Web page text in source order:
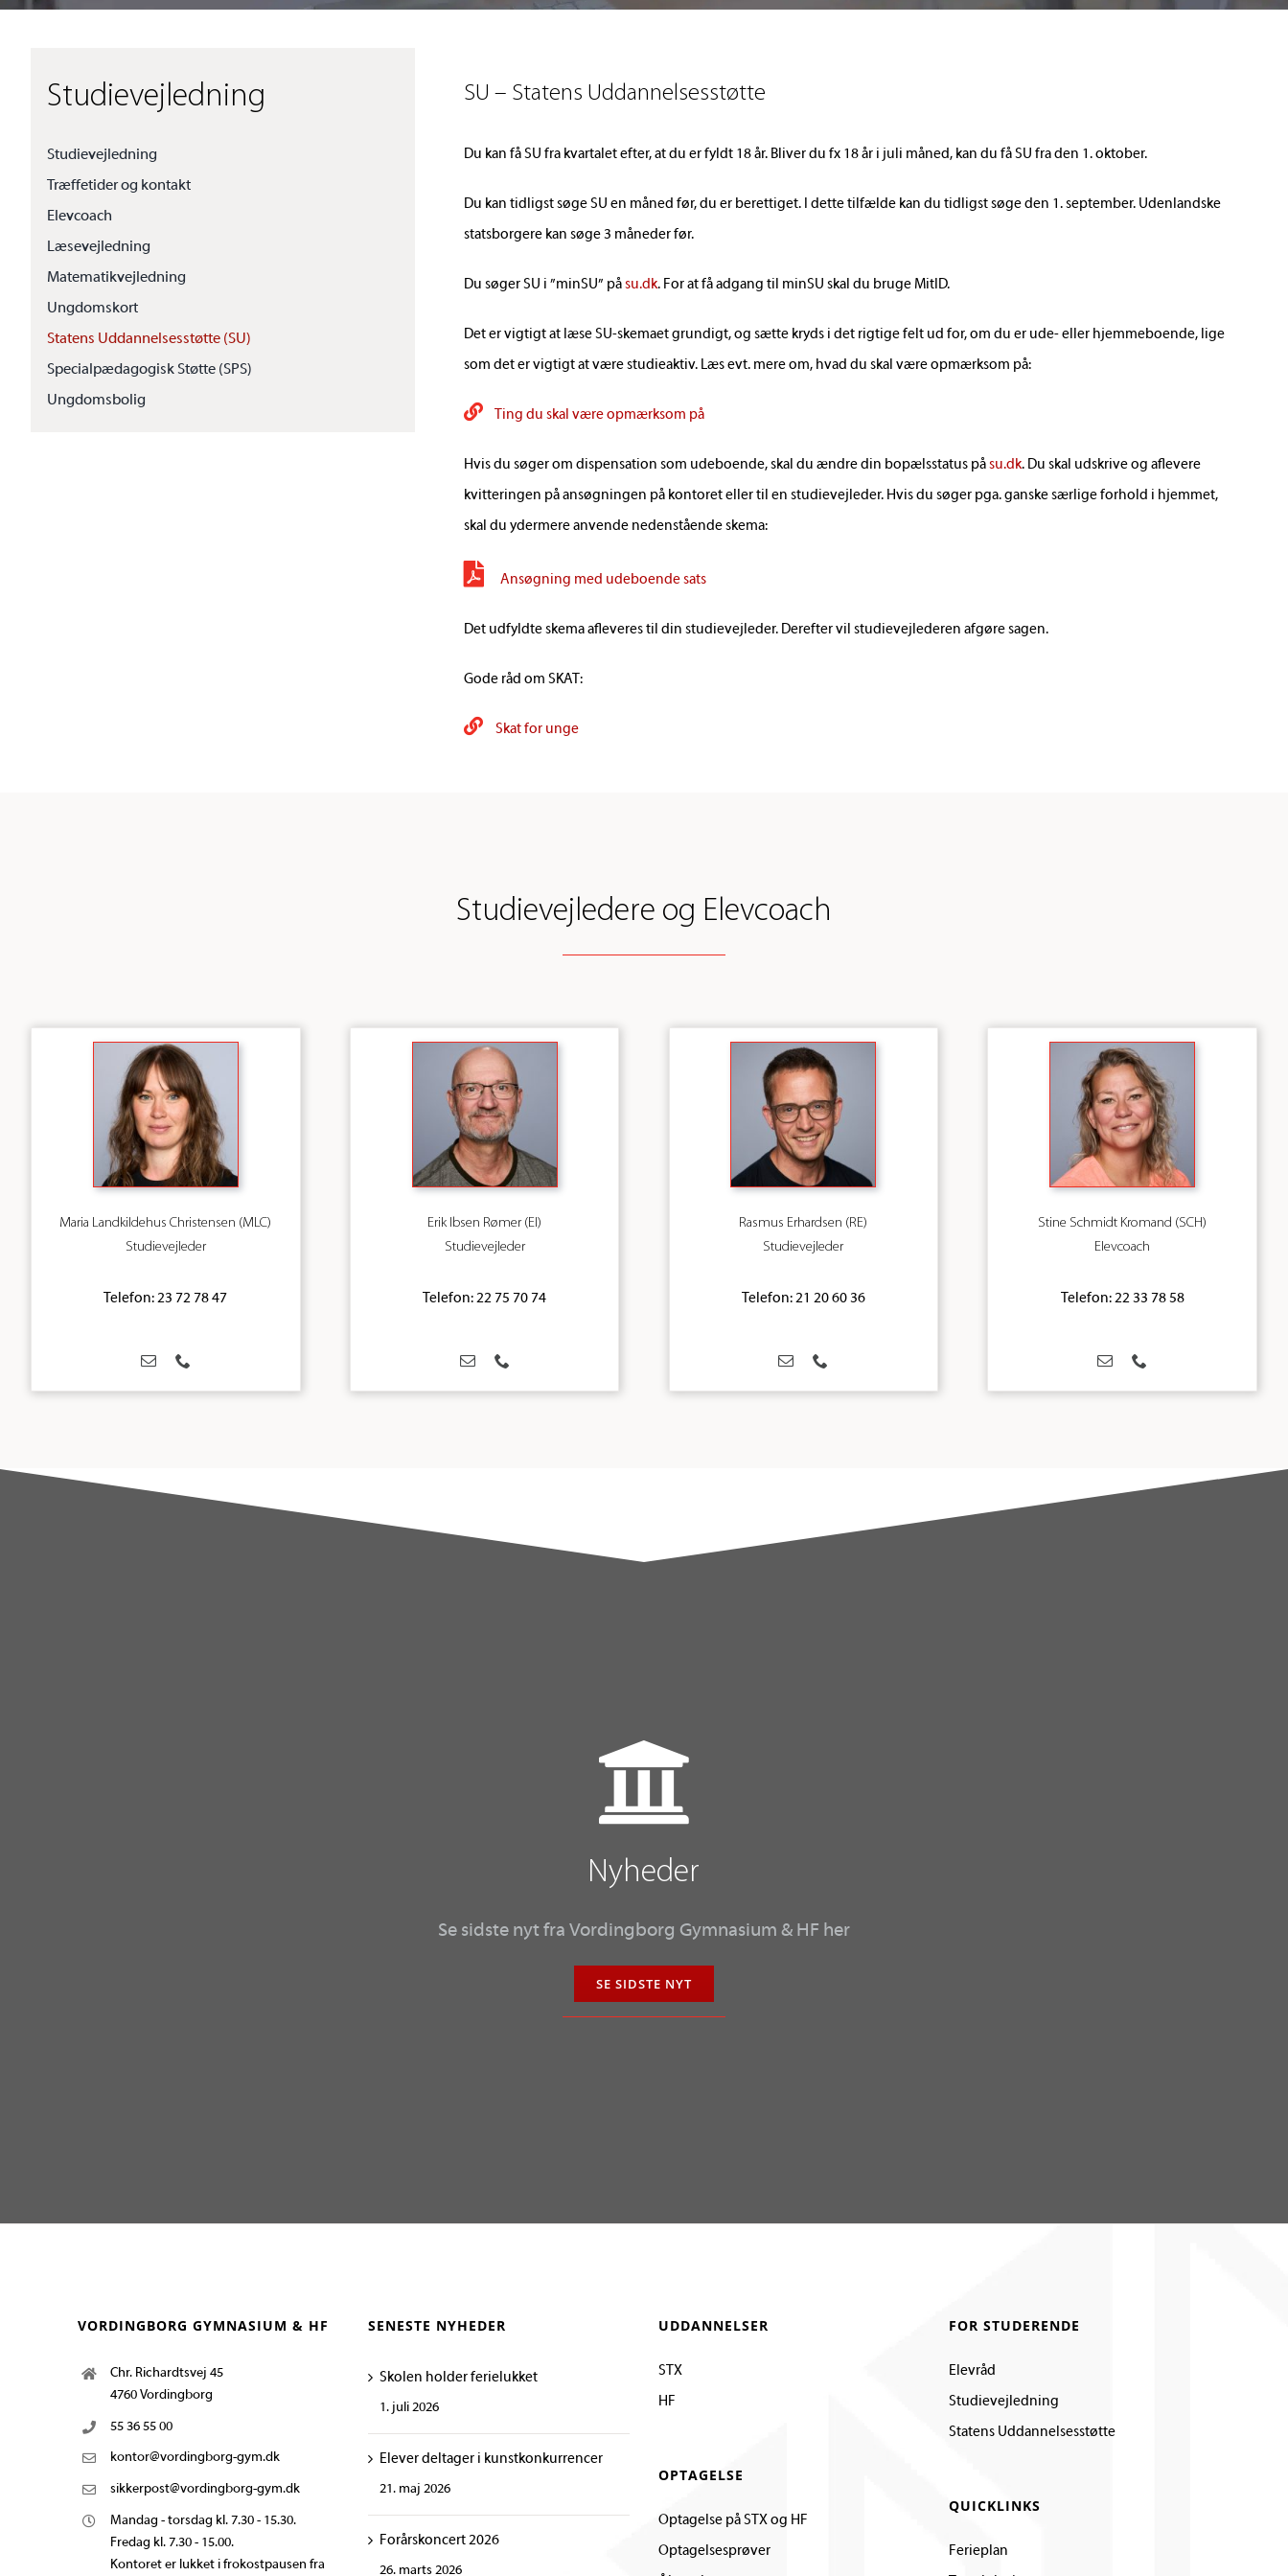
Studievejledning
Studievejledning
Træffetider og kontakt
Elevcoach
Læsevejledning
Matematikvejledning
Ungdomskort
Statens Uddannelsesstøtte (SU)
Specialpædagogisk Støtte (SPS)
Ungdomsbolig
SU – Statens Uddannelsesstøtte
Du kan få SU fra kvartalet efter, at du er fyldt 18 år. Bliver du fx 18 år i juli måned, kan du få SU fra den 1. oktober.
Du kan tidligst søge SU en måned før, du er berettiget. I dette tilfælde kan du tidligst søge den 1. september. Udenlandske
statsborgere kan søge 3 måneder før.
Du søger SU i ”minSU” påsu.dk. For at få adgang til minSU skal du bruge MitID.
Det er vigtigt at læse SU-skemaet grundigt, og sætte kryds i det rigtige felt ud for, om du er ude- eller hjemmeboende, lige
som det er vigtigt at være studieaktiv. Læs evt. mere om, hvad du skal være opmærksom på:
Ting du skal være opmærksom på
Hvis du søger om dispensation som udeboende, skal du ændre din bopælsstatus påsu.dk. Du skal udskrive og aflevere
kvitteringen på ansøgningen på kontoret eller til en studievejleder. Hvis du søger pga. ganske særlige forhold i hjemmet,
skal du ydermere anvende nedenstående skema:
Ansøgning med udeboende sats
Det udfyldte skema afleveres til din studievejleder. Derefter vil studievejlederen afgøre sagen.
Gode råd om SKAT:
Skat for unge
Studievejledere og Elevcoach
Maria Landkildehus Christensen (MLC)
Studievejleder
Telefon: 23 72 78 47
Erik Ibsen Rømer (EI)
Studievejleder
Telefon: 22 75 70 74
Rasmus Erhardsen (RE)
Studievejleder
Telefon: 21 20 60 36
Stine Schmidt Kromand (SCH)
Elevcoach
Telefon: 22 33 78 58
Nyheder
Se sidste nyt fra Vordingborg Gymnasium & HF her
SE SIDSTE NYT
VORDINGBORG GYMNASIUM & HF
Chr. Richardtsvej 45
4760 Vordingborg
55 36 55 00
kontor@vordingborg-gym.dk
sikkerpost@vordingborg-gym.dk
Mandag - torsdag kl. 7.30 - 15.30.
Fredag kl. 7.30 - 15.00.
Kontoret er lukket i frokostpausen fra
SENESTE NYHEDER
Skolen holder ferielukket
1. juli 2026
Elever deltager i kunstkonkurrencer
21. maj 2026
Forårskoncert 2026
26. marts 2026
UDDANNELSER
STX
HF
OPTAGELSE
Optagelse på STX og HF
Optagelsesprøver
FOR STUDERENDE
Elevråd
Studievejledning
Statens Uddannelsesstøtte
QUICKLINKS
Ferieplan